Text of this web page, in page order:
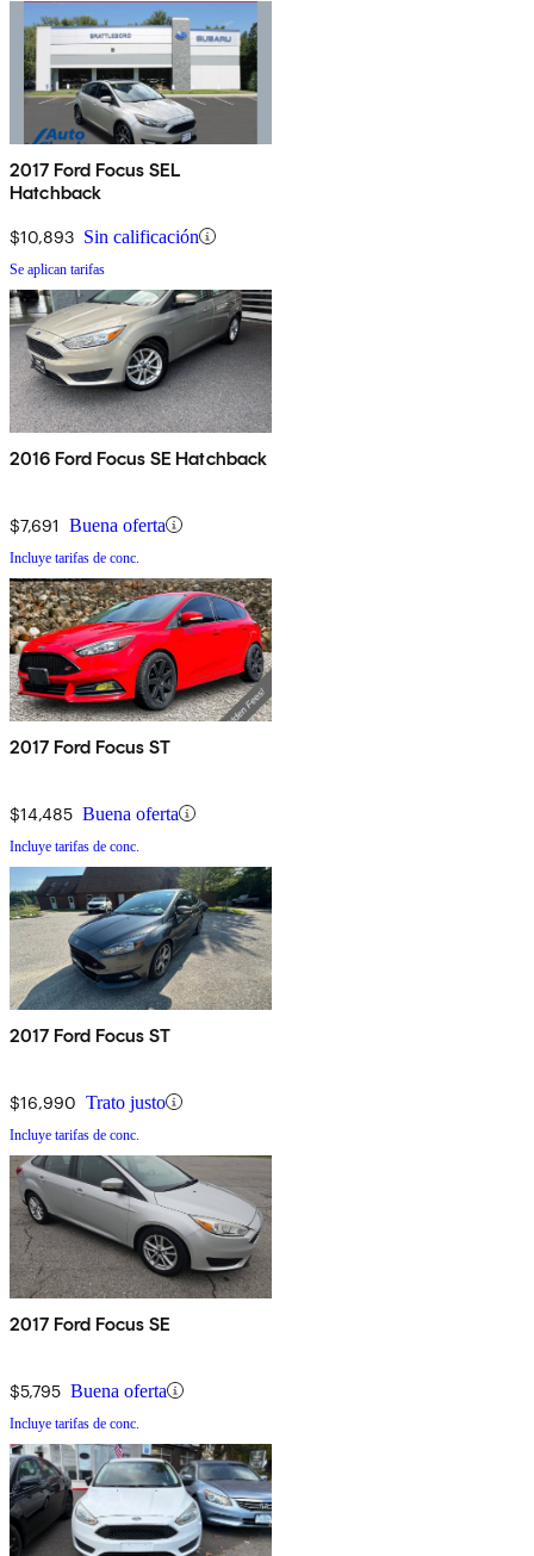
2017 Ford Focus SEL
Hatchback
$10,893 Sin calificación
Se aplican tarifas
2016 Ford Focus SE Hatchback
$7,691 Buena oferta
Incluye tarifas de conc.
2017 Ford Focus ST
$14,485 Buena oferta
Incluye tarifas de conc.
2017 Ford Focus ST
$16,990 Trato justo
Incluye tarifas de conc.
2017 Ford Focus SE
$5,795 Buena oferta
Incluye tarifas de conc.